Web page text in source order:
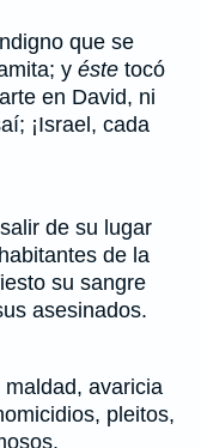
que se
y éste tocó
en David, ni
¡Israel, cada
de su lugar
de la
su sangre
asesinados.
avaricia
pleitos,